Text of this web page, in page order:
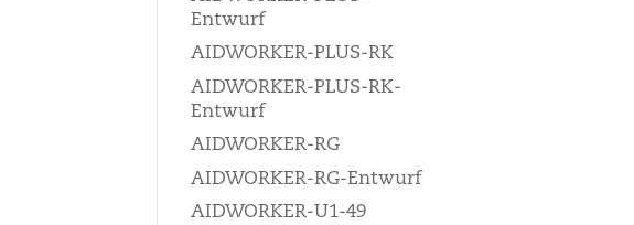
Entwurf
AIDWORKER-PLUS-RK
AIDWORKER-PLUS-RK-
Entwurf
AIDWORKER-RG
AIDWORKER-RG-Entwurf
AIDWORKER-U1-49